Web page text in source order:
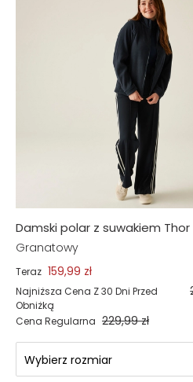
Podobne produkty
Damski polar z suwakiem Thor III